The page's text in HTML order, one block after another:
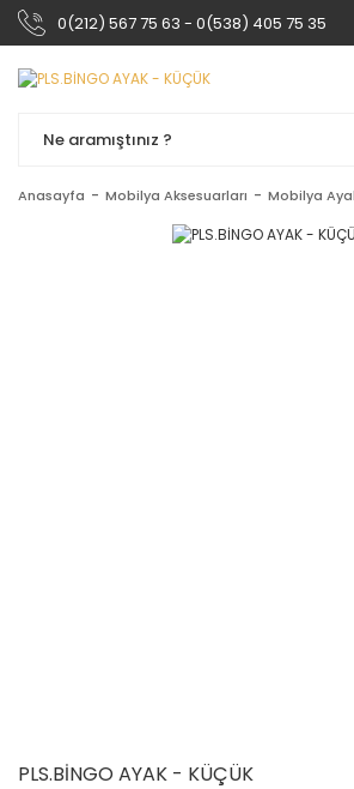
0(212) 567 75 63 - 0(538) 405 75 35
Anasayfa Mobilya Aksesuarları Mobilya
PLS.BİNGO AYAK - KÜÇÜK